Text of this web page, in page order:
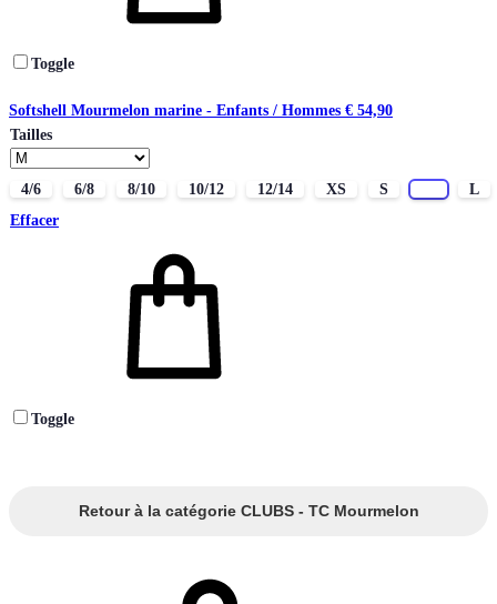
Toggle
Softshell Mourmelon marine - Enfants / Hommes € 54,90
Tailles
4/6 6/8 8/10 10/12 12/14 XS S
L
Effacer
Toggle
Retour à la catégorie CLUBS - TC Mourmelon